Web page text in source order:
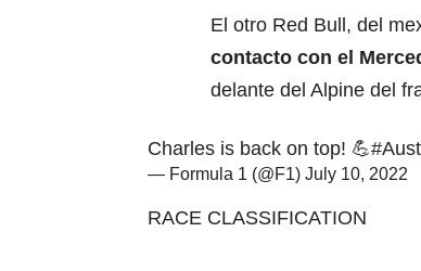
El otro Red Bull, del
contacto con el
delante del Alpine del
Charles is back on top! 💪
— Formula 1 (@F1) July 10, 2022
RACE CLASSIFICATION